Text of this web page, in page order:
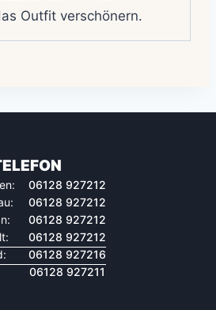
Outfit verschönern.
06128 927212
06128 927212
06128 927212
06128 927212
06128 927216
06128 927211